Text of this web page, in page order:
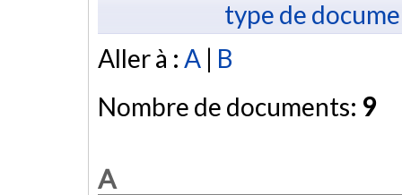
type de
Aller à : A | B
Nombre de documents: 9
A